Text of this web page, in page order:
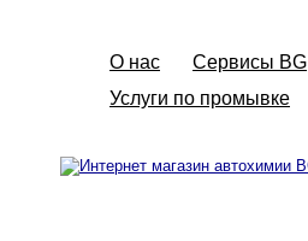
О нас Сервисы BG
Услуги по промывке